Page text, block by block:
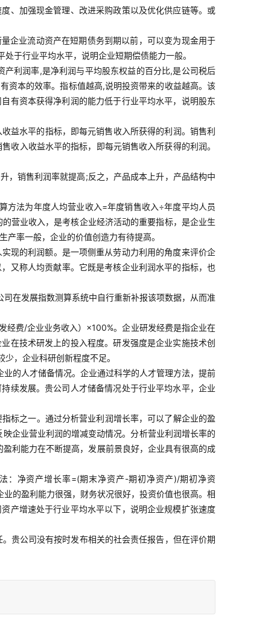
、加强现金管理、改进采购政策以及优化供应链等。或
企业流动资产在短期债务到期以前，可以变为现金用于
于行业平均水平，说明企业短期偿债能力一般。
利润率,是净利润与平均股东权益的百分比,是公司税后
资本的效率。指标值越高,说明投资带来的收益越高。该
有资本获得净利润的能力低于行业平均水平，说明股东
益水平的指标，即每元销售收入所获得的利润。销售利
收入收益水平的指标，即每元销售收入所获得的利润。
，销售利润率就提高;反之，产品成本上升，产品结构中
方法为年度人均营业收入=年度销售收入÷年度平均人员
营业收入，是考核企业经济活动的重要指标，是企业生
率一般，企业的价值创造力有待提高。
现的利润额。是一项侧重从劳动力利用的角度来评价企
又称人均贡献率。它既是考核企业利润水平的指标，也
在发展指数测算系统中自行重新补报该项数据，从而准
经费/企业业务收入）×100%。企业研发经费是指企业在
在技术研发上的投入程度。研发强度是企业实施技术创
，企业科研创新程度不足。
的人才储备情况。企业通过科学的人才管理方法，提前
续发展。贵公司人才储备情况处于行业平均水平，企业
标之一。通过分析营业利润增长率，可以了解企业的盈
企业营业利润的增减变动情况。分析营业利润增长率的
利能力在不断提高，发展前景良好，企业具有很高的成
：净资产增长率=(期末净资产-期初净资产)/期初净资
的盈利能力很强，财务状况很好，投资价值也很高。相
产增速处于行业平均水平以下，说明企业规模扩张速度
贵公司没有按时发布相关的社会责任报告，但在评价期